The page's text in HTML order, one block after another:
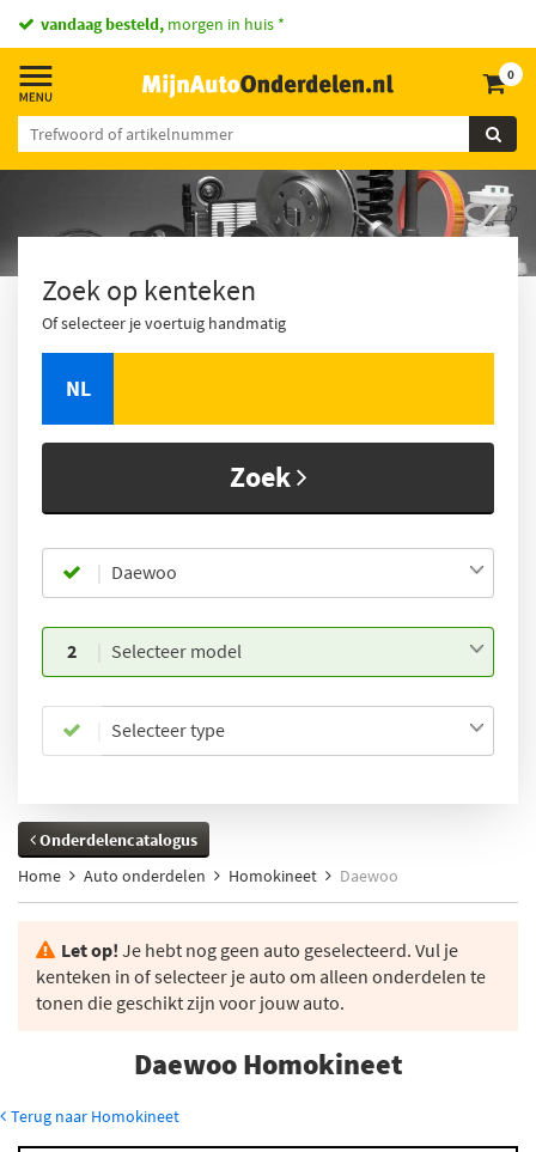
vandaag besteld, morgen in huis *
0
Zoek op kenteken
Of selecteer je voertuig handmatig
NL
Zoek
Daewoo
2 Selecteer model
Selecteer type
Onderdelencatalogus
Home
Auto onderdelen Homokineet Daewoo
Let op! Je hebt nog geen auto geselecteerd. Vul je
kenteken in of selecteer je auto om alleen onderdelen te
tonen die geschikt zijn voor jouw auto.
Daewoo Homokineet
Terug naar Homokineet